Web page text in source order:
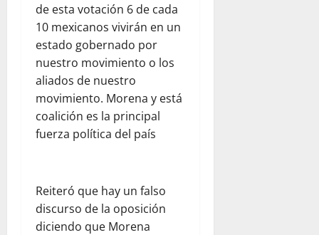
de esta votación 6 de cada
10 mexicanos vivirán en un
estado gobernado por
nuestro movimiento o los
aliados de nuestro
movimiento. Morena y está
coalición es la principal
fuerza política del país
Reiteró que hay un falso
discurso de la oposición
diciendo que Morena